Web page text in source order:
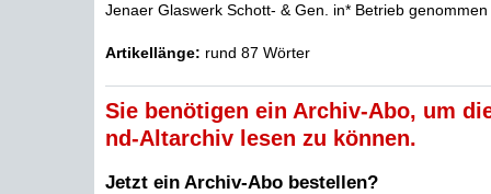
Jenaer Glaswerk Schott- & Gen. in* Betrieb genommen
Artikellänge: rund 87 Wörter
Sie benötigen ein Archiv-Abo, um
nd-Altarchiv lesen zu können.
Jetzt ein Archiv-Abo bestellen?